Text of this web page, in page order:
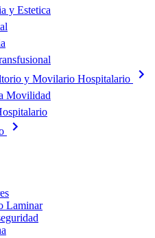
y Estetica
y Movilario Hospitalario
Movilidad
Laminar